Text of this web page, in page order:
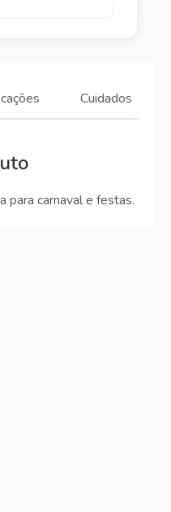
Cuidados
para carnaval e festas.